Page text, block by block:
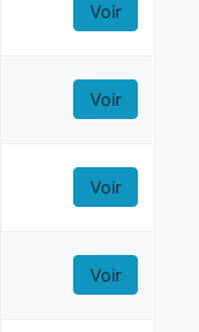
Voir
Voir
Voir
Voir